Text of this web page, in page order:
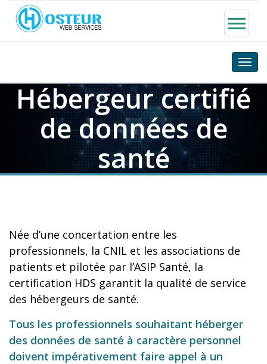
Toggle
Hébergeur certifié
de données de
santé
Née d’une concertation entre les
professionnels, la CNIL et les associations de
patients et pilotée par l’ASIP Santé, la
certification HDS garantit la qualité de service
des hébergeurs de santé.
Tous les professionnels souhaitant héberger
des données de santé à caractère personnel
doivent impérativement faire appel à un